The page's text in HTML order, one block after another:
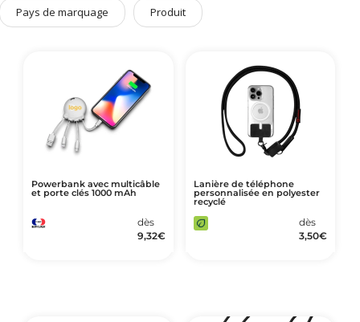
Art de Vivre à la Française
Sports, loisirs & jouets
Accessoires Auto & Vélo
PLV & Mobiliers Pub
Temps Forts de l'Année
Evénement Entreprise
Pays de marquage Produit
Powerbank avec multicâble
et porte clés 1000 mAh
dès
9,32€
Lanière de téléphone
personnalisée en polyester
recyclé
dès
3,50€